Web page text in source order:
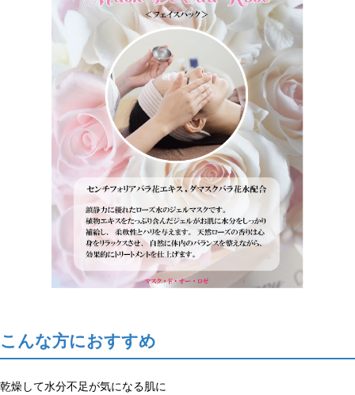
こんな方におすすめ
乾燥して水分不足が気になる肌に